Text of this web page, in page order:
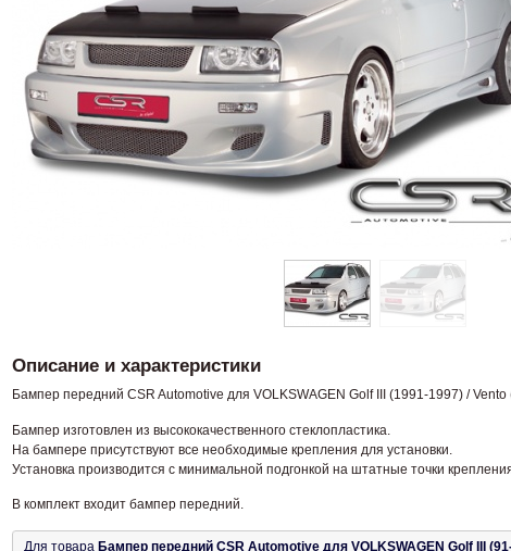
Описание и характеристики
Бампер передний CSR Automotive для VOLKSWAGEN Golf III (1991-1997) /
Бампер изготовлен из высококачественного стеклопластика.
На бампере присутствуют все необходимые крепления для установки.
Установка производится с минимальной подгонкой на штатные точки
В комплект входит бампер передний.
Для товара Бампер передний CSR Automotive для VOLKSWAGEN Golf III